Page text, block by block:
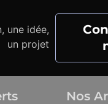
une idée,
un projet
Nos